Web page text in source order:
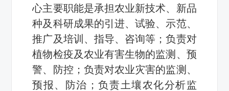
心主要职能是承担农业新技术、新品
种及科研成果的引进、试验、示范、
推广及培训、指导、咨询等；负责对
植物检疫及农业有害生物的监测、预
警、防控；负责对农业灾害的监测、
预报、防治；负责土壤农化分析监